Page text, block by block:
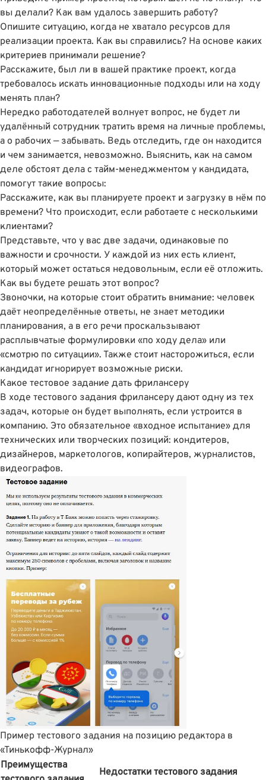
вы делали? Как вам удалось завершить работу?
Опишите ситуацию, когда не хватало ресурсов для
реализации проекта. Как вы справились? На основе каких
критериев принимали решение?
Расскажите, был ли в вашей практике проект, когда
требовалось искать инновационные подходы или на ходу
менять план?
Нередко работодателей волнует вопрос, не будет ли
удалённый сотрудник тратить время на личные проблемы,
а о рабочих — забывать. Ведь отследить, где он находится
и чем занимается, невозможно. Выяснить, как на самом
деле обстоят дела с тайм-менеджментом у кандидата,
помогут такие вопросы:
Расскажите, как вы планируете проект и загрузку в нём по
времени? Что происходит, если работаете с несколькими
клиентами?
Представьте, что у вас две задачи, одинаковые по
важности и срочности. У каждой из них есть клиент,
который может остаться недовольным, если её отложить.
Как вы будете решать этот вопрос?
Звоночки, на которые стоит обратить внимание: человек
даёт неопределённые ответы, не знает методики
планирования, а в его речи проскальзывают
расплывчатые формулировки «по ходу дела» или
«смотрю по ситуации». Также стоит насторожиться, если
кандидат игнорирует возможные риски.
Какое тестовое задание дать фрилансеру
В ходе тестового задания фрилансеру дают одну из тех
задач, которые он будет выполнять, если устроится в
компанию. Это обязательное «входное испытание» для
технических или творческих позиций: кондитеров,
дизайнеров, маркетологов, копирайтеров, журналистов,
видеографов.
Пример тестового задания на позицию редактора в
«Тинькофф-Журнал»
Преимущества
Недостатки тестового задания